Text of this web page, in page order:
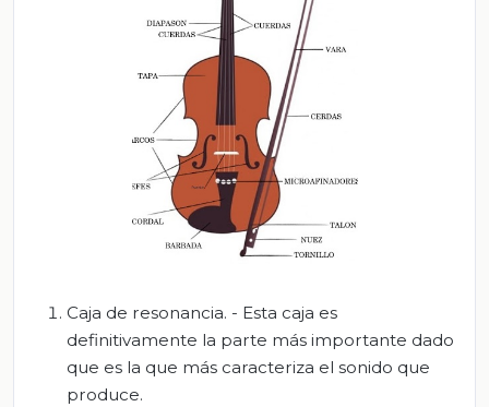
Caja de resonancia. - Esta caja es
definitivamente la parte más importante dado
que es la que más caracteriza el sonido que
produce.